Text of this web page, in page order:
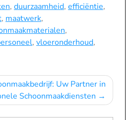
, duurzaamheid, efficiëntie,
, maatwerk,
,
, vloeronderhoud,
Uw Partner in
Schoonmaakdiensten